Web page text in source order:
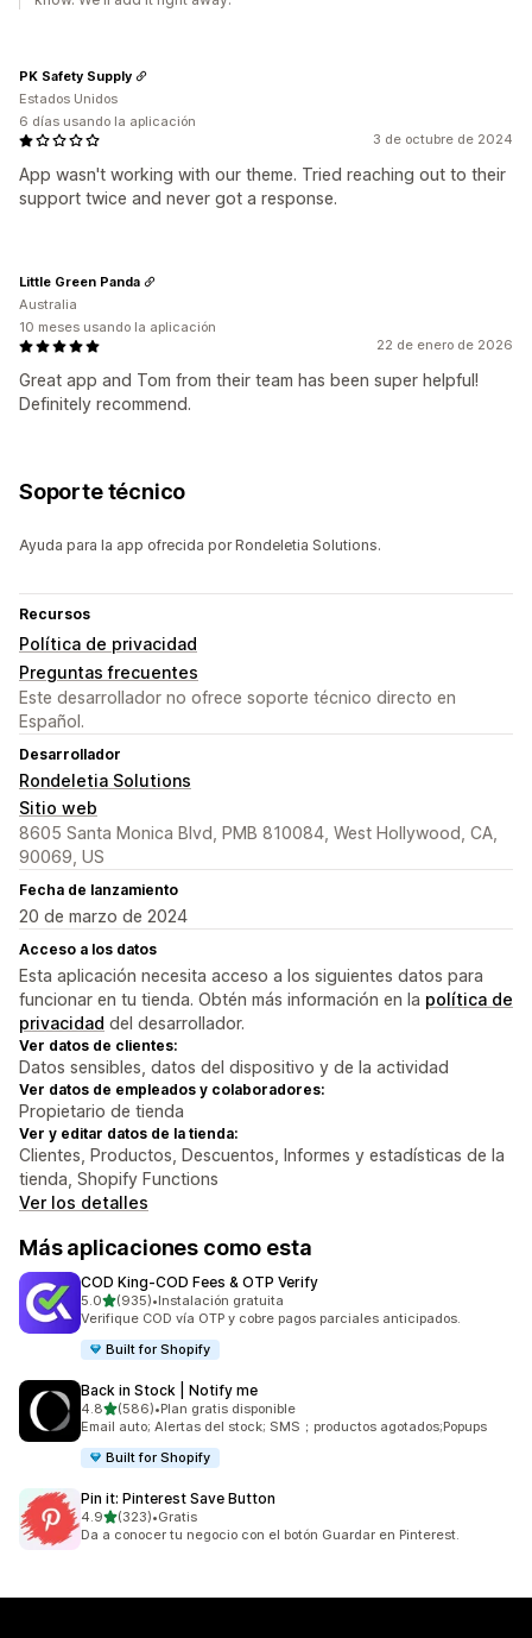
3 de octubre de 2024
App wasn't working with our theme. Tried reaching out to their
support twice and never got a response.
PK Safety Supply
Estados Unidos
6 días usando la aplicación
22 de enero de 2026
Great app and Tom from their team has been super helpful!
Definitely recommend.
Little Green Panda
Australia
10 meses usando la aplicación
Soporte técnico
Ayuda para la app ofrecida por Rondeletia Solutions.
Recursos
Política de privacidad
Preguntas frecuentes
Este desarrollador no ofrece soporte técnico directo en
Español.
Desarrollador
Rondeletia Solutions
Sitio web
8605 Santa Monica Blvd, PMB 810084, West Hollywood, CA,
90069, US
Fecha de lanzamiento
20 de marzo de 2024
Acceso a los datos
Esta aplicación necesita acceso a los siguientes datos para
funcionar en tu tienda. Obtén más información en la política de
privacidad del desarrollador.
Ver datos de clientes:
Datos sensibles, datos del dispositivo y de la actividad
Ver datos de empleados y colaboradores:
Propietario de tienda
Ver y editar datos de la tienda:
Clientes, Productos, Descuentos, Informes y estadísticas de la
tienda, Shopify Functions
Ver los detalles
Más aplicaciones como esta
COD King‑COD Fees & OTP Verify
5.0de 5 estrellas
(935)
935 reseñas en total
•Instalación gratuita
Verifique COD vía OTP y cobre pagos parciales anticipados.
Built for Shopify
Back in Stock | Notify me
4.8de 5 estrellas
(586)
586 reseñas en total
•Plan gratis disponible
Email auto; Alertas del stock; SMS；productos agotados;Popups
Built for Shopify
Pin it: Pinterest Save Button
4.9de 5 estrellas
(323)
323 reseñas en total
•Gratis
Da a conocer tu negocio con el botón Guardar en Pinterest.